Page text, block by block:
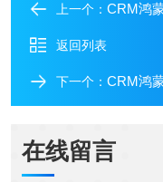
上一个： CRM鸿蒙标
返回列表
下一个： CRM鸿蒙标
在线留言